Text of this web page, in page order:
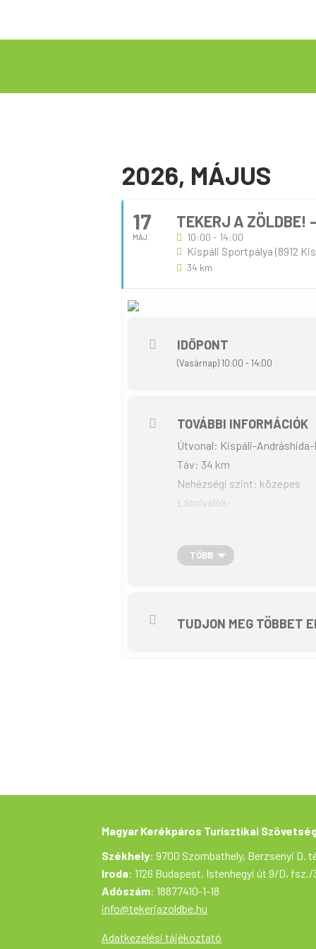
2026, MÁJUS
17
MÁJ.
TEKERJ A ZÖLDBE!
10:00 - 14:00
Kispáli Sportpálya (8912
34 km
IDŐPONT
(Vasárnap) 10:00 - 14:00
TOVÁBBI INFORMÁCIÓK
Útvonal: Kispáli-
Táv: 34 km
Nehézségi szint: közepes
Látnivalók:
A kerékpártúra a Tekerj a
mindenki gondoskodjon. A
A TÚRÁN VALÓ RÉSZVÉTEL
TÖBB
TUDJON MEG TÖBBET
Magyar Kerékpáros Turisztikai
Székhely: 9700 Szombathely, Berzsenyi D.
Iroda: 1126 Budapest, Istenhegyi út 9/D, fsz./
Adószám: 18877410-1-18
info@tekerjazoldbe.hu
Adatkezelési tájékoztató